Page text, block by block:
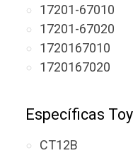
17201-67010
17201-67020
1720167010
1720167020
Específicas
CT12B